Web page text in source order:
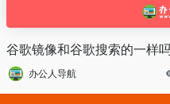
谷歌镜像和谷歌搜索的一样
办公人导航